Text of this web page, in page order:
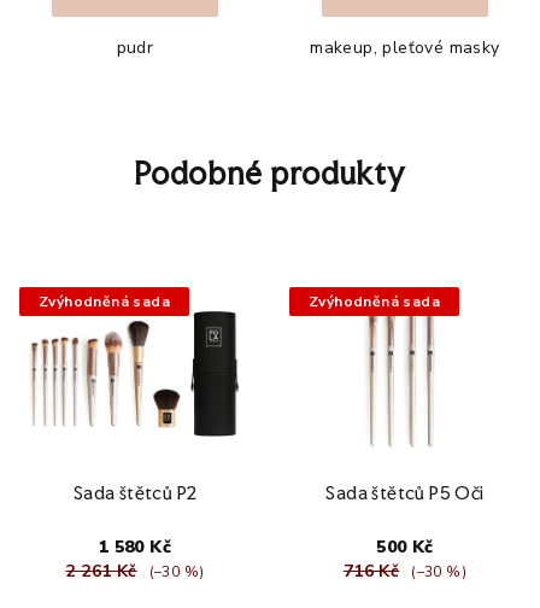
pudr makeup, pleťové masky
Podobné produkty
Zvýhodněná sada
Sada štětců P2
1 580 Kč
2 261 Kč
(–30 %)
Zvýhodněná sada
Sada štětců P5 Oči
500 Kč
716 Kč
(–30 %)